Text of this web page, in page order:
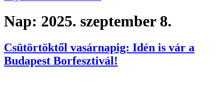
Nap: 2025. szeptember 8.
Csütörtöktől vasárnapig: Idén is vár a
Budapest Borfesztivál!